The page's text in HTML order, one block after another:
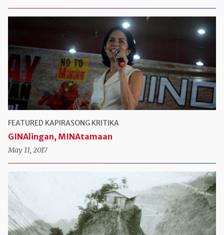
FEATURED KAPIRASONG KRITIKA
GINAlingan, MINAtamaan
May 11, 2017